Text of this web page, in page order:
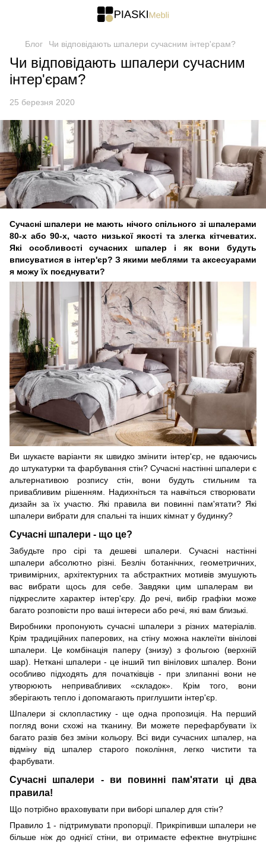
Блог Чи відповідають шпалери сучасним інтер'єрам?
Чи відповідають шпалери сучасним
інтер'єрам?
25 березня 2020
Сучасні шпалери не мають нічого спільного зі шпалерами
80-х або 90-х, часто низької якості тазлегка кітчеватих.
Які особливості сучасних шпалер і як вони будуть
вписуватися в інтер'єр? З якими меблями тааксесуарами
я можу їх поєднувати?
Ви шукаєте варіанти як швидко змінити інтер'єр, не вдаючись
до штукатурки та фарбування стін? Сучасні настінні шпалери є
альтернативою розпису стін, вони будуть стильним та
привабливим рішенням. Надихніться танавчіться створювати
дизайн за їх участю. Які правила ви повинні пам'ятати? Які
шпалери вибрати для спальні та інших кімнат у будинку?
Сучасні шпалери - що це?
Забудьте про сірі та дешевішпалери. Сучасні настінні
шпалери абсолютно різні. Безліч ботанічних, геометричних,
тривимірних, архітектурнихта абстрактних мотивів змушують
вас вибрати щось для себе. Завдяки цим шпалерам ви
підкреслите характер інтер'єру. До речі, вибір графіки може
багато розповісти про ваші інтереси або речі, які вам близькі.
Виробники пропонують сучасні шпалери з різних матеріалів.
Крім традиційних паперових, на стіну можна наклеїти вінілові
шпалери. Це комбінація паперу (знизу) з фольгою (верхній
шар). Неткані шпалери - це інший тип вінілових шпалер. Вони
особливо підходять для початківців - при злипанні вони не
утворюють непривабливих «складок». Крім того, вони
зберігають тепло і допомагають приглушити інтер'єр.
Шпалери зі склопластику - ще одна пропозиція. На перший
погляд вони схожі на тканину. Ви можете перефарбувати їх
багато разів без зміни кольору. Всі види сучасних шпалер, на
відміну від шпалер старого покоління, легко чистити та
фарбувати.
Сучасні шпалери - ви повинні пам'ятати ці два
правила!
Що потрібно враховувати при виборі шпалер для стін?
Правило 1 - підтримувати пропорції. Прикріпивши шпалери не
більше ніж до однієї стіни, ви отримаєте ефектне внутрішнє